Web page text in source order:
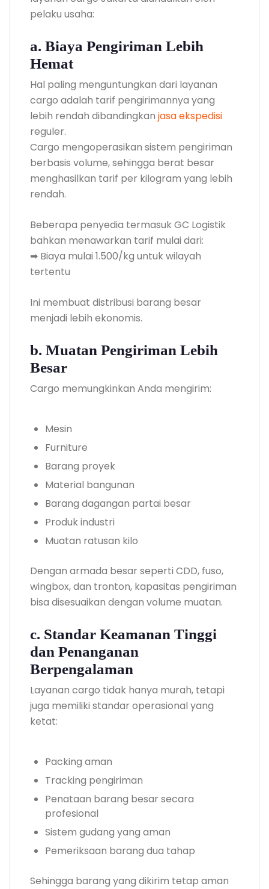
pelaku usaha:
a. Biaya Pengiriman Lebih
Hemat
Hal paling menguntungkan dari layanan
cargo adalah tarif pengirimannya yang
lebih rendah dibandingkan jasa ekspedisi
reguler.
Cargo mengoperasikan sistem pengiriman
berbasis volume, sehingga berat besar
menghasilkan tarif per kilogram yang lebih
rendah.
Beberapa penyedia termasuk GC Logistik
bahkan menawarkan tarif mulai dari:
➡ Biaya mulai 1.500/kg untuk wilayah
tertentu
Ini membuat distribusi barang besar
menjadi lebih ekonomis.
b. Muatan Pengiriman Lebih
Besar
Cargo memungkinkan Anda mengirim:
Mesin
Furniture
Barang proyek
Material bangunan
Barang dagangan partai besar
Produk industri
Muatan ratusan kilo
Dengan armada besar seperti CDD, fuso,
wingbox, dan tronton, kapasitas pengiriman
bisa disesuaikan dengan volume muatan.
c. Standar Keamanan Tinggi
dan Penanganan
Berpengalaman
Layanan cargo tidak hanya murah, tetapi
juga memiliki standar operasional yang
ketat:
Packing aman
Tracking pengiriman
Penataan barang besar secara
profesional
Sistem gudang yang aman
Pemeriksaan barang dua tahap
Sehingga barang yang dikirim tetap aman